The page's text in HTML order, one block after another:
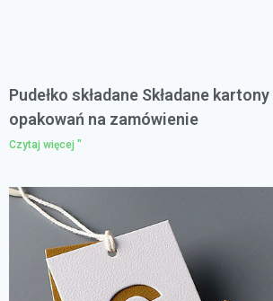
Pudełko składane Składane
opakowań na zamówienie
Czytaj więcej "